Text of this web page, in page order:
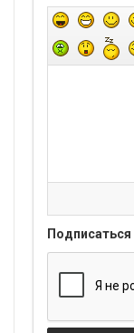
Подписаться